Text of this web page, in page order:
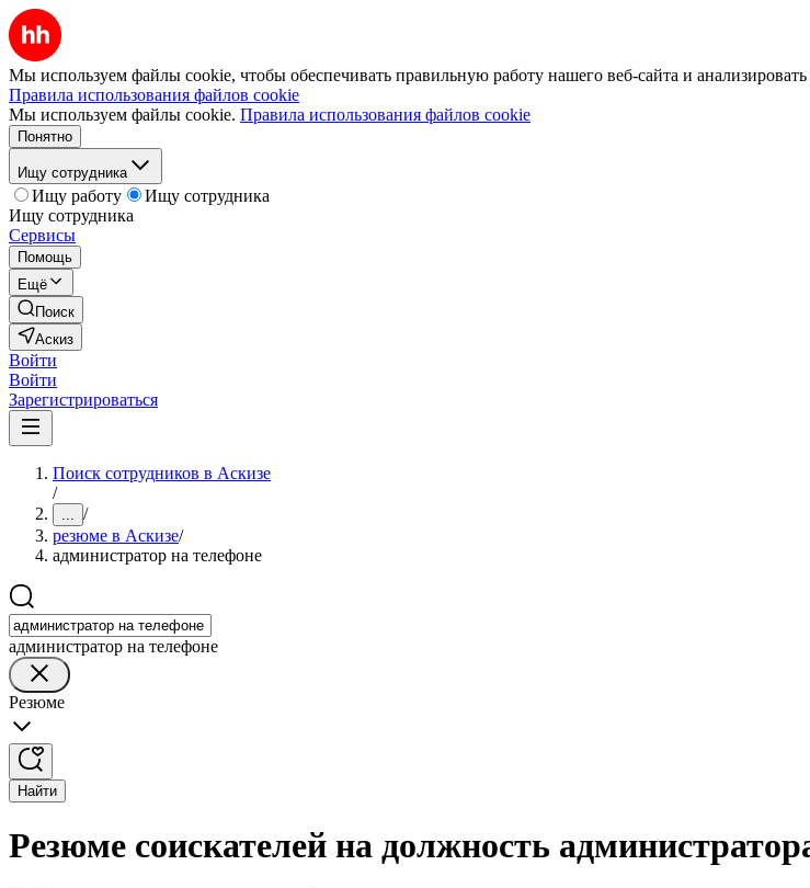
Мы используем файлы cookie, чтобы обеспечивать правильную работу нашего веб-сайта и анализировать
Правила использования файлов cookie
Мы используем файлы cookie. Правила использования файлов cookie
Понятно
Ищу сотрудника
Ищу работу
Ищу сотрудника
Ищу сотрудника
Сервисы
Помощь
Ещё
Поиск
Аскиз
Войти
Войти
Зарегистрироваться
Поиск сотрудников в Аскизе
/
... /
резюме в Аскизе/
администратор на телефоне
администратор на телефоне
Резюме
Найти
Резюме соискателей на должность